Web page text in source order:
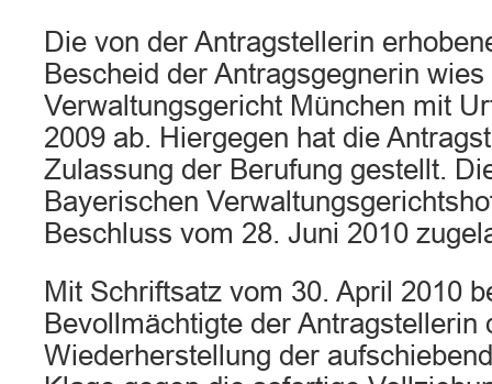
Die von der Antragstellerin
Bescheid der Antragsgegnerin
Verwaltungsgericht München mit
2009 ab. Hiergegen hat die
Zulassung der Berufung gestellt.
Bayerischen
Beschluss vom 28. Juni 2010
Mit Schriftsatz vom 30. April 2010
Bevollmächtigte der Antragstellerin
Wiederherstellung der